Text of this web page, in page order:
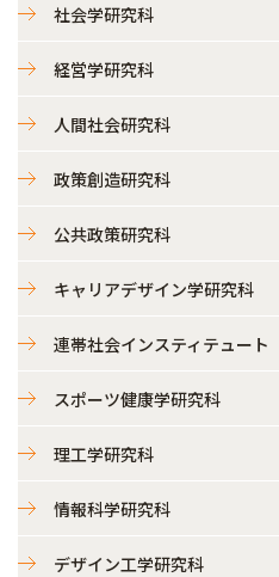
社会学研究科
経営学研究科
人間社会研究科
政策創造研究科
公共政策研究科
キャリアデザイン学研究科
連帯社会インスティテュート
スポーツ健康学研究科
理工学研究科
情報科学研究科
デザイン工学研究科